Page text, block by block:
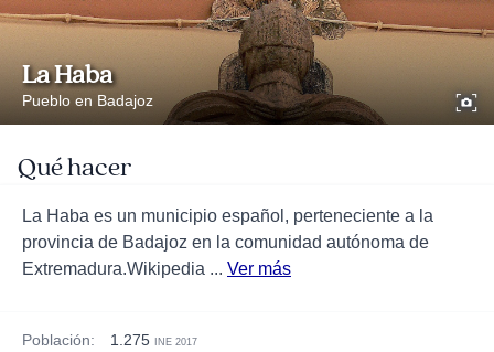
La Haba
Pueblo en Badajoz
Qué hacer
La Haba es un municipio español, perteneciente a la
provincia de Badajoz en la comunidad autónoma de
Extremadura.Wikipedia ... Ver más
Población: 1.275 INE 2017